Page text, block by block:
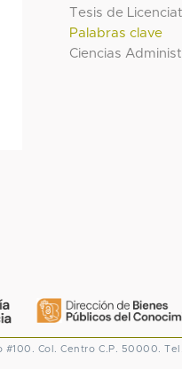
Tesis de
Palabras clave
Ciencias
#100. Col. Centro C.P. 50000.